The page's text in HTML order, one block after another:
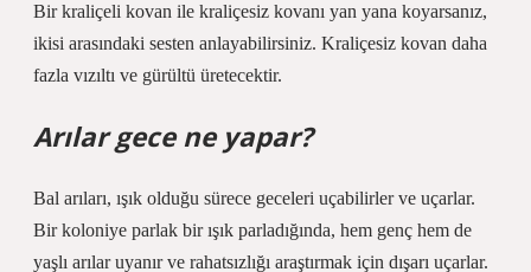
Bir kraliçeli kovan ile kraliçesiz kovanı yan yana koyarsanız,
ikisi arasındaki sesten anlayabilirsiniz. Kraliçesiz kovan daha
fazla vızıltı ve gürültü üretecektir.
Arılar gece ne yapar?
Bal arıları, ışık olduğu sürece geceleri uçabilirler ve uçarlar.
Bir koloniye parlak bir ışık parladığında, hem genç hem de
yaşlı arılar uyanır ve rahatsızlığı araştırmak için dışarı uçarlar.